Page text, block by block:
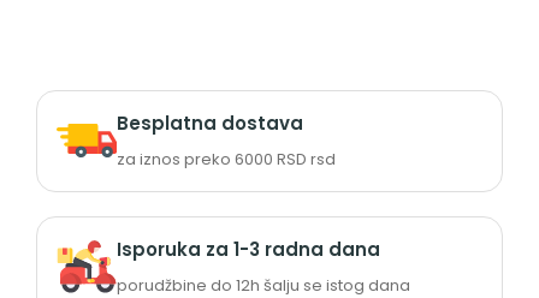
Besplatna dostava
za iznos preko 6000 RSD rsd
Isporuka za 1-3 radna dana
porudžbine do 12h šalju se istog dana